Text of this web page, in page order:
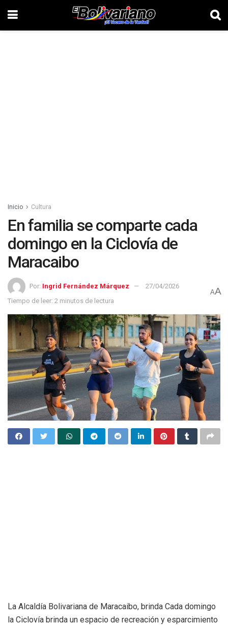
Inicio Cultura
En familia se comparte cada
domingo en la Ciclovía de
Maracaibo
Por: Ingrid Fernández Márquez
27/04/2026
Tiempo de leer: 2 minutos de lectura
AA
La Alcaldía Bolivariana de Maracaibo, brinda Cada domingo
la Ciclovía brinda un espacio de recreación y esparcimiento